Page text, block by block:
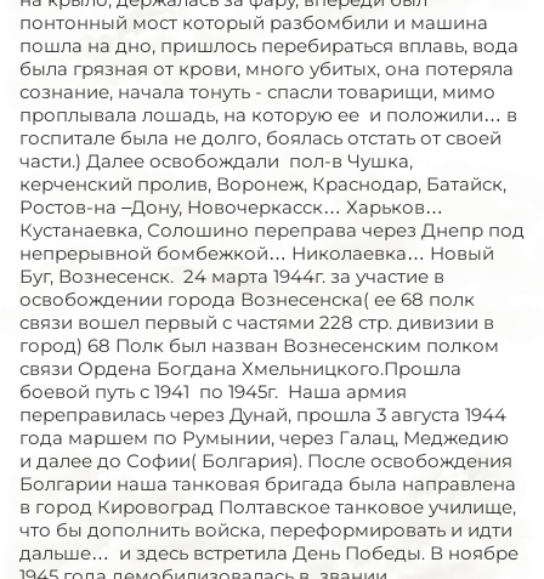
понтонный мост который разбомбили и машина
пошла на дно, пришлось перебираться вплавь, вода
была грязная от крови, много убитых, она потеряла
сознание, начала тонуть - спасли товарищи, мимо
проплывала лошадь, на которую ее и положили… в
госпитале была не долго, боялась отстать от своей
части.) Далее освобождали пол-в Чушка,
керченский пролив, Воронеж, Краснодар, Батайск,
Ростов-на –Дону, Новочеркасск… Харьков…
Кустанаевка, Солошино переправа через Днепр под
непрерывной бомбежкой… Николаевка… Новый
Буг, Вознесенск. 24 марта 1944г. за участие в
освобождении города Вознесенска( ее 68 полк
связи вошел первый с частями 228 стр. дивизии в
город) 68 Полк был назван Вознесенским полком
связи Ордена Богдана Хмельницкого.Прошла
боевой путь с 1941 по 1945г. Наша армия
переправилась через Дунай, прошла 3 августа 1944
года маршем по Румынии, через Галац, Меджедию
и далее до Софии( Болгария). После освобождения
Болгарии наша танковая бригада была направлена
в город Кировоград Полтавское танковое училище,
что бы дополнить войска, переформировать и идти
дальше… и здесь встретила День Победы. В ноябре